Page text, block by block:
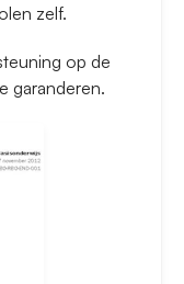
zelf.
op de
garanderen.